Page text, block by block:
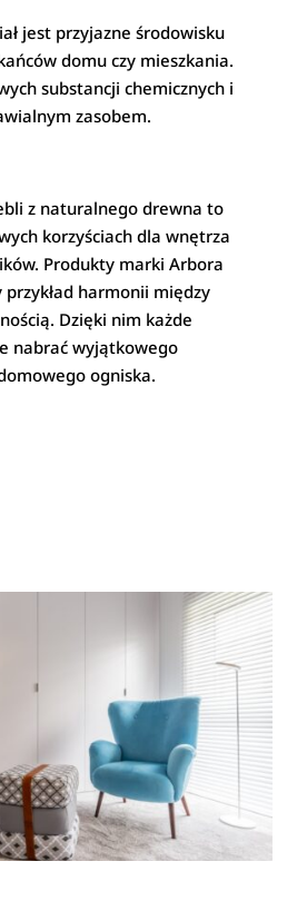
jest przyjazne środowisku
domu czy mieszkania.
substancji chemicznych i
zasobem.
z naturalnego drewna to
korzyściach dla wnętrza
Produkty marki Arbora
przykład harmonii między
Dzięki nim każde
nabrać wyjątkowego
ogniska.